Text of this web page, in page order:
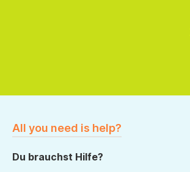
All you need is help?
Du brauchst Hilfe?